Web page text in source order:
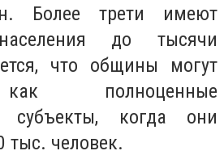
Более трети имеют
до тысячи
что общины могут
полноценные
субъекты, когда они
тыс. человек.